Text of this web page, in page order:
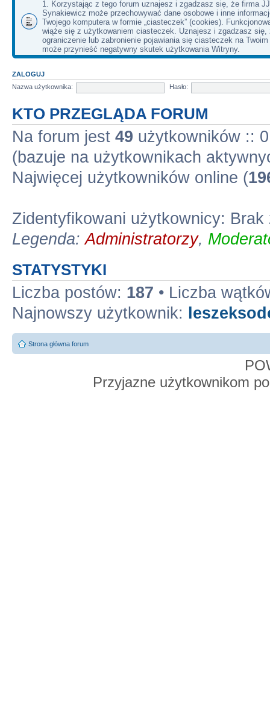
1. Korzystając z tego forum uznajesz i zgadzasz się, że firma
Synakiewicz może przechowywać dane osobowe i inne
Twojego komputera w formie „ciasteczek” (cookies).
wiąże się z użytkowaniem ciasteczek. Uznajesz i zgadzasz się,
ograniczenie lub zabronienie pojawiania się ciasteczek na
może przynieść negatywny skutek użytkowania Witryny.
ZALOGUJ
Nazwa użytkownika:
Hasło:
KTO PRZEGLĄDA FORUM
Na forum jest 49 użytkowników ::
(bazuje na użytkownikach
Najwięcej użytkowników online (
Zidentyfikowani użytkownicy:
Legenda:Administratorzy,
STATYSTYKI
Liczba postów: 187 • Liczba
Najnowszy użytkownik:
Strona główna forum
Przyjazne użytkownikom